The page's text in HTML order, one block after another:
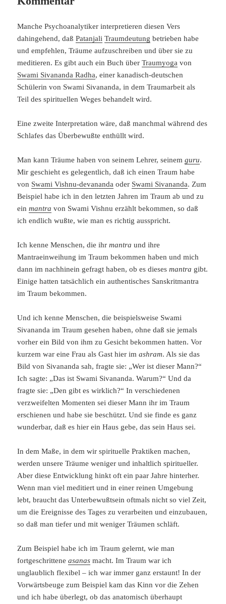
Manche Psychoanalytiker interpretieren diesen Vers
dahingehend, daßPatanjali Traumdeutung betrieben habe
und empfehlen, Träume aufzuschreiben und über sie zu
meditieren. Es gibt auch ein Buch überTraumyoga von
Swami Sivananda Radha, einer kanadisch-deutschen
Schülerin von Swami Sivananda, in dem Traumarbeit als
Teil des spirituellen Weges behandelt wird.
Eine zweite Interpretation wäre, daß manchmal während des
Schlafes das Überbewußte enthüllt wird.
Man kann Träume haben von seinem Lehrer, seinemguru.
Mir geschieht es gelegentlich, daß ich einen Traum habe
von Swami Vishnu-devananda oder Swami Sivananda. Zum
Beispiel habe ich in den letzten Jahren im Traum ab und zu
einmantra von Swami Vishnu erzählt bekommen, so daß
ich endlich wußte, wie man es richtig ausspricht.
Ich kenne Menschen, die ihrmantra und ihre
Mantraeinweihung im Traum bekommen haben und mich
dann im nachhinein gefragt haben, ob es diesesmantra gibt.
Einige hatten tatsächlich ein authentisches Sanskritmantra
im Traum bekommen.
Und ich kenne Menschen, die beispielsweise Swami
Sivananda im Traum gesehen haben, ohne daß sie jemals
vorher ein Bild von ihm zu Gesicht bekommen hatten. Vor
kurzem war eine Frau als Gast hier imashram. Als sie das
Bild von Sivananda sah, fragte sie: „Wer ist dieser Mann?“
Ich sagte: „Das ist Swami Sivananda. Warum?“ Und da
fragte sie: „Den gibt es wirklich?“ In verschiedenen
verzweifelten Momenten sei dieser Mann ihr im Traum
erschienen und habe sie beschützt. Und sie finde es ganz
wunderbar, daß es hier ein Haus gebe, das sein Haus sei.
In dem Maße, in dem wir spirituelle Praktiken machen,
werden unsere Träume weniger und inhaltlich spiritueller.
Aber diese Entwicklung hinkt oft ein paar Jahre hinterher.
Wenn man viel meditiert und in einer reinen Umgebung
lebt, braucht das Unterbewußtsein oftmals nicht so viel Zeit,
um die Ereignisse des Tages zu verarbeiten und einzubauen,
so daß man tiefer und mit weniger Träumen schläft.
Zum Beispiel habe ich im Traum gelernt, wie man
fortgeschritteneasanas macht. Im Traum war ich
unglaublich flexibel – ich war immer ganz erstaunt! In der
Vorwärtsbeuge zum Beispiel kam das Kinn vor die Zehen
und ich habe überlegt, ob das anatomisch überhaupt